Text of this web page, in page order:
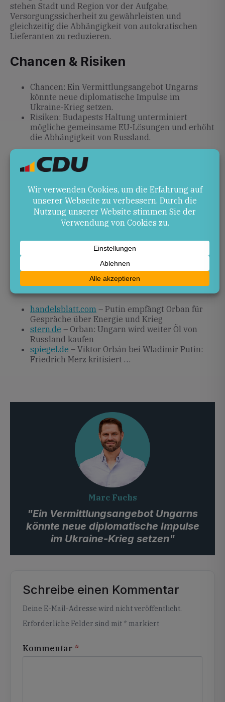
stehen Stadt und Region vor der Aufgabe,
Versorgungssicherheit zu gewährleisten und
gleichzeitig die Abhängigkeit von autokratischen
Lieferanten zu reduzieren.
Chancen & Risiken
Chancen: Ein Vermittlungsangebot Ungarns
könnte neue diplomatische Impulse im
Ukraine-Krieg setzen.
Risiken: Budapests Haltung unterminiert
mögliche gemeinsame EU-Lösungen und erhöht
die Abhängigkeit von Russland.
Ausblick
Orbáns Kurs wird in Brüssel aufmerksam beobachtet.
Entscheidend bleibt, ob sich die EU-Staaten auf
einheitliche Energiesanktionen verständigen und
zugleich eigene Lieferquellen ausbauen. Für
Rheinland-Pfalz gilt es, lokale Energieprojekte
voranzutreiben und den Ausbau erneuerbarer
Energien zu beschleunigen, um künftige
Abhängigkeiten zu verringern.
Quellen
handelsblatt.com – Putin empfängt Orban für
Gespräche über Energie und Krieg
stern.de – Orban: Ungarn wird weiter Öl von
Russland kaufen
spiegel.de – Viktor Orbán bei Wladimir Putin:
Friedrich Merz kritisiert …
Marc Fuchs
"Ein Vermittlungsangebot Ungarns
könnte neue diplomatische Impulse
im Ukraine-Krieg setzen"
Schreibe einen Kommentar
Deine E-Mail-Adresse wird nicht veröffentlicht.
Erforderliche Felder sind mit * markiert
Kommentar *
Alternative: